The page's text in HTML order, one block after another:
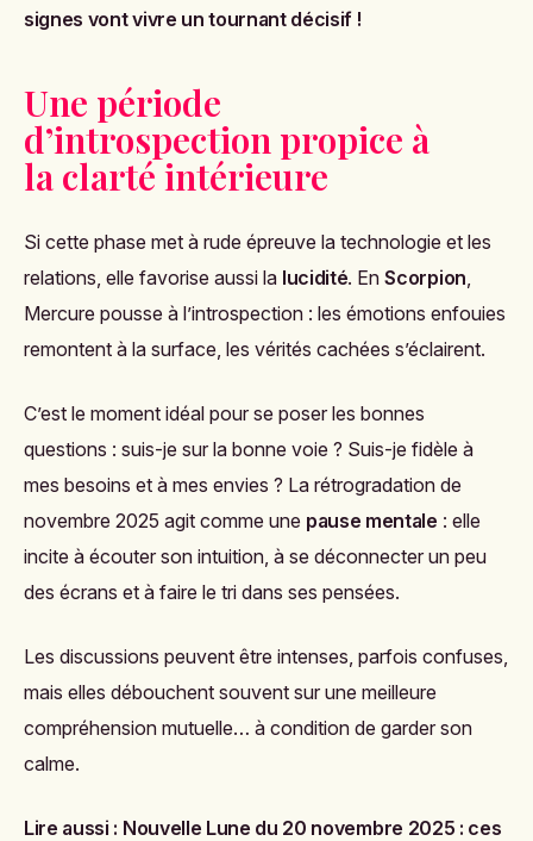
signes vont vivre un tournant décisif !
Une période
d’introspection propice à
la clarté intérieure
Si cette phase met à rude épreuve la technologie et les
relations, elle favorise aussi la lucidité. EnScorpion
Mercure pousse à l’introspection : les émotions enfouies
remontent à la surface, les vérités cachées s’éclairent.
C’est le moment idéal pour se poser les bonnes
questions : suis-je sur la bonne voie ? Suis-je fidèle à
mes besoins et à mes envies ? La rétrogradation de
novembre 2025 agit comme une pause mentale : elle
incite à écouter son intuition, à se déconnecter un peu
des écrans et à faire le tri dans ses pensées.
Les discussions peuvent être intenses, parfois confuses,
mais elles débouchent souvent sur une meilleure
compréhension mutuelle… à condition de garder son
calme.
Lire aussi : Nouvelle Lune du 20 novembre 2025 : ces